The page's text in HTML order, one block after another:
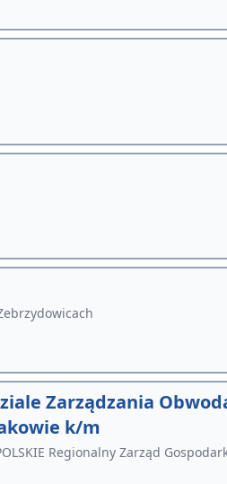
Zarządzania
k/m
Regionalny Zarząd